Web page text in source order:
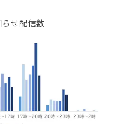
せ配信数